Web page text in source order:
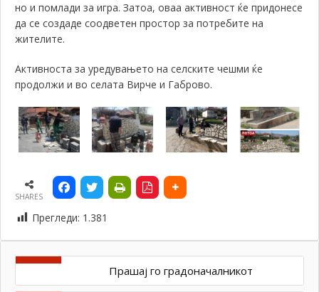
но и помлади за игра. Затоа, оваа активност ќе придонесе
да се создаде соодветен простор за потребите на
жителите.
Активноста за уредувањето на селските чешми ќе
продолжи и во селата Вирче и Габрово.
SHARES
Прегледи: 1.381
Прашај го градоначалникот